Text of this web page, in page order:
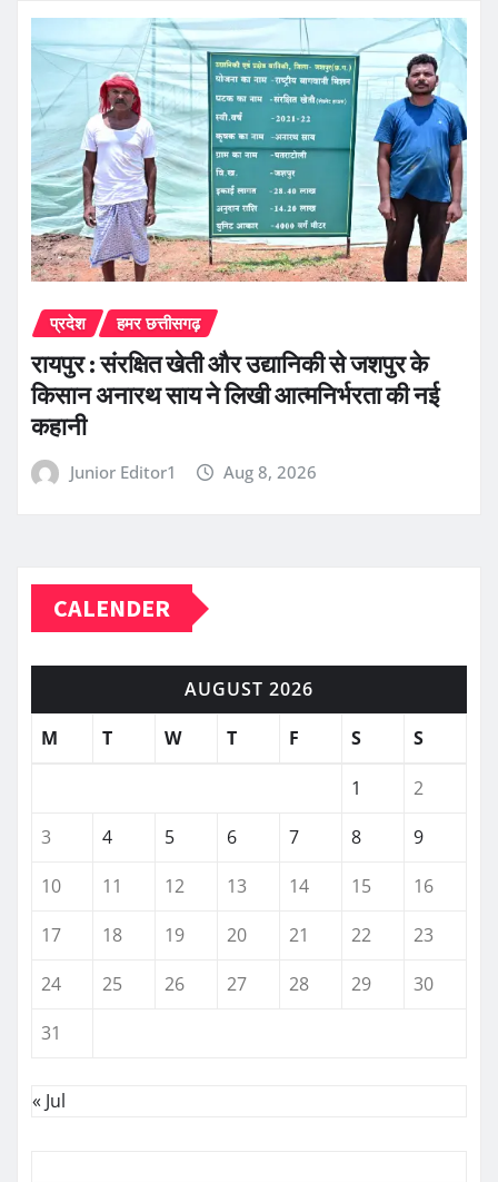
प्रदेश हमर छत्तीसगढ़
रायपुर : संरक्षित खेती और उद्यानिकी से जशपुर के
किसान अनारथ साय ने लिखी आत्मनिर्भरता की नई
कहानी
Junior Editor1 Aug 8, 2026
CALENDER
AUGUST 2026
M
T W T F S S
1
2
3
4 5 6 7 8
9
10
11 12 13 14 15
16
17
18 19 20 21 22
23
24
25 26 27 28 29
30
31
« Jul